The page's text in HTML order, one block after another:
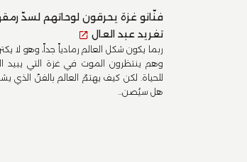
فنّانو غزة يحرقون لوحاتهم لسدّ
تغريد عبد العال
ربما يكون شكل العالم رمادياً جداً، وهو لا
وهم ينتظرون الموت في غزة التي يبيد
للحياة. لكن كيف يهتمّ العالم بالفنّ الذي
هل سيُصن...